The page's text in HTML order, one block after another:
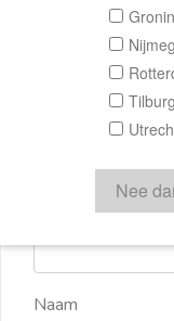
Door een bericht
aanbieder of
Naam
Tilburg
Nee